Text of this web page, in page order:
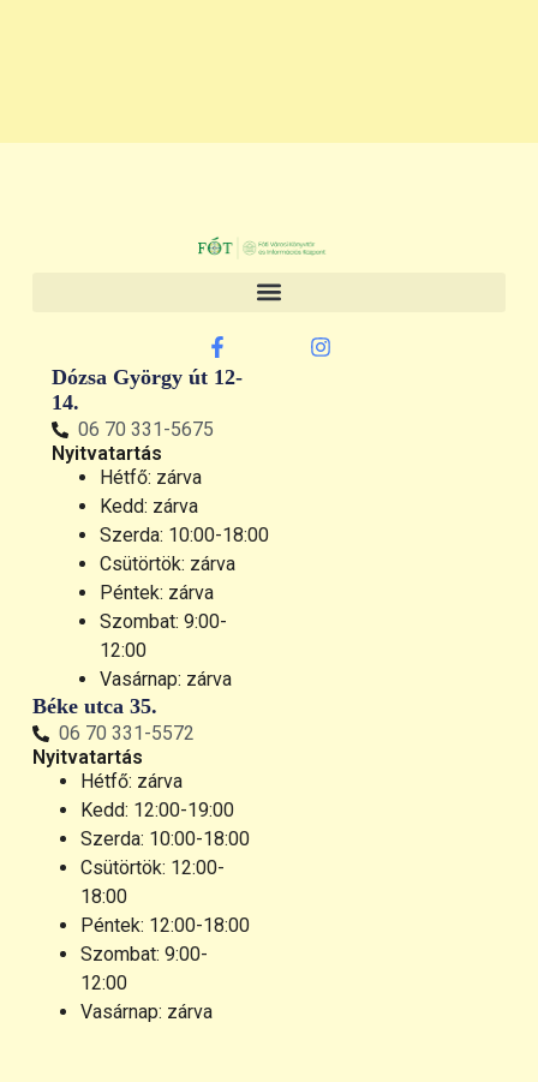
Béke utca 35.
06 70 331-5572
Nyitvatartás
Hétfő: zárva
Kedd: 12:00-19:00
Szerda: 10:00-18:00
Csütörtök: 12:00-
18:00
Péntek: 12:00-18:00
Szombat: 9:00-
12:00
Vasárnap: zárva
Dózsa György út 12-
14.
06 70 331-5675
Nyitvatartás
Hétfő: zárva
Kedd: zárva
Szerda: 10:00-18:00
Csütörtök: zárva
Péntek: zárva
Szombat: 9:00-
12:00
Vasárnap: zárva